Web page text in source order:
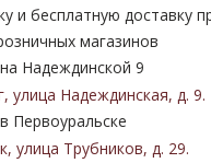
и бесплатную доставку
магазинов
Надеждинской 9
, улица Надеждинская, д. 9.
Первоуральске
, улица Трубников, д. 29.